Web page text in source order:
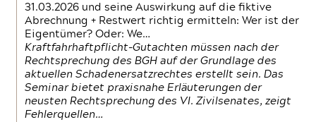
31.03.2026 und seine Auswirkung auf die fiktive
Abrechnung + Restwert richtig ermitteln: Wer ist der
Eigentümer? Oder: We…
Kraftfahrhaftpflicht-Gutachten müssen nach der
Rechtsprechung des BGH auf der Grundlage des
aktuellen Schadenersatzrechtes erstellt sein. Das
Seminar bietet praxisnahe Erläuterungen der
neusten Rechtsprechung des VI. Zivilsenates, zeigt
Fehlerquellen…